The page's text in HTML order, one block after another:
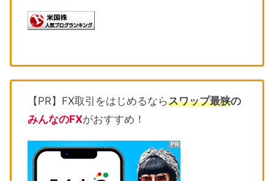
【PR】FX取引をはじめるならスワップ最狭の
みんなのFXがおすすめ！